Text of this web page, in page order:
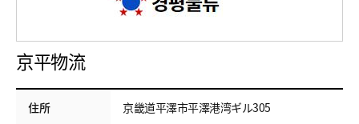
京平物流
住所 京畿道平澤市平澤港湾ギル305